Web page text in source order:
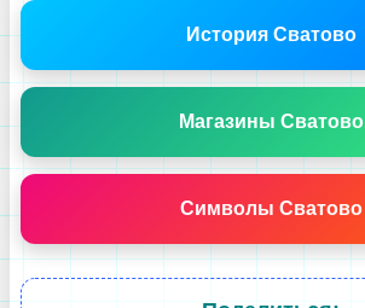
История Сватово
Магазины Сватово
Символы Сватово